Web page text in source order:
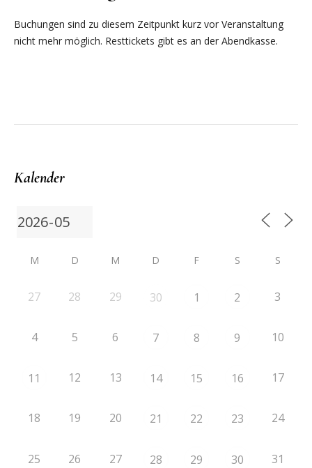
Buchungen sind zu diesem Zeitpunkt kurz vor Veranstaltung
nicht mehr möglich. Resttickets gibt es an der Abendkasse.
Kalender
M D M D F S S
27 28 29 30 1 2 3
4 5 6 7 8 9 10
11 12 13 14 15 16 17
18 19 20 21 22 23 24
25 26 27 28 29 30 31